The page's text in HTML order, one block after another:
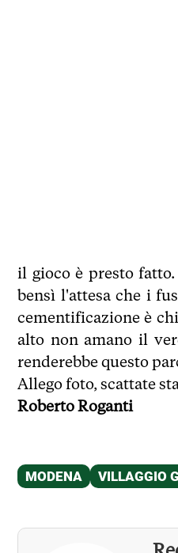
il gioco è presto
bensì l'attesa che i
cementificazione è
alto non amano il
renderebbe questo
Allego foto, scattate
Roberto Roganti